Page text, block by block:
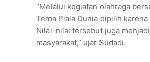
“Melalui kegiatan olahraga
Tema Piala Dunia dipilih
Nilai-nilai tersebut juga
masyarakat,” ujar Sudadi.